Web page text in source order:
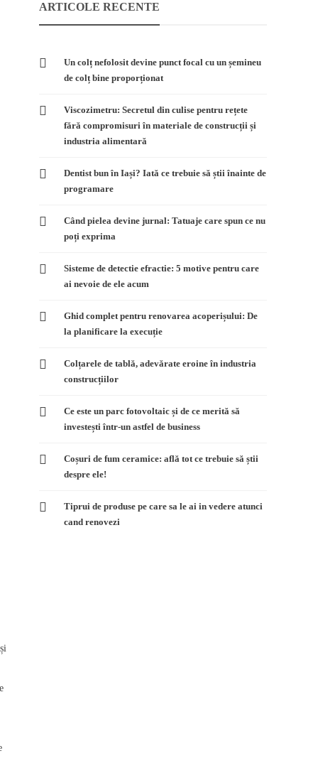
ARTICOLE RECENTE
Un colț nefolosit devine punct focal cu un șemineu
de colț bine proporționat
Viscozimetru: Secretul din culise pentru rețete
fără compromisuri în materiale de construcții și
industria alimentară
Dentist bun în Iași? Iată ce trebuie să știi înainte de
programare
Când pielea devine jurnal: Tatuaje care spun ce nu
poți exprima
Sisteme de detectie efractie: 5 motive pentru care
ai nevoie de ele acum
Ghid complet pentru renovarea acoperișului: De
la planificare la execuție
Colțarele de tablă, adevărate eroine în industria
construcțiilor
Ce este un parc fotovoltaic și de ce merită să
investești într-un astfel de business
Coșuri de fum ceramice: află tot ce trebuie să știi
despre ele!
Tiprui de produse pe care sa le ai in vedere atunci
cand renovezi